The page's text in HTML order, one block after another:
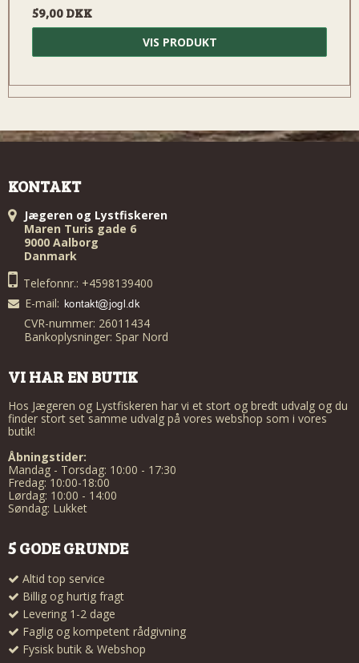
59,00 DKK
VIS PRODUKT
KONTAKT
Jægeren og Lystfiskeren
Maren Turis gade 6
9000 Aalborg
Danmark
Telefonnr.: +4598139400
E-mail:
CVR-nummer: 26011434
Bankoplysninger: Spar Nord
VI HAR EN BUTIK
Hos Jægeren og Lystfiskeren har vi et stort og bredt udvalg og du
finder stort set samme udvalg på vores webshop som i vores
butik!
Åbningstider:
Mandag - Torsdag: 10:00 - 17:30
Fredag: 10:00-18:00
Lørdag: 10:00 - 14:00
Søndag: Lukket
5 GODE GRUNDE
Altid top service
Billig og hurtig fragt
Levering 1-2 dage
Faglig og kompetent rådgivning
Fysisk butik & Webshop